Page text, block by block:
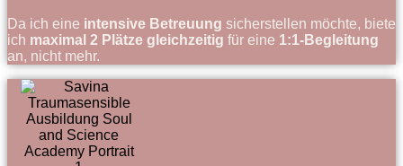
Da ich eine intensive Betreuung sicherstellen möchte, biete
ich maximal 2 Plätze gleichzeitig für eine 1:1-Begleitung
an, nicht mehr.